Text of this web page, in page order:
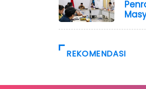
REKOMENDASI